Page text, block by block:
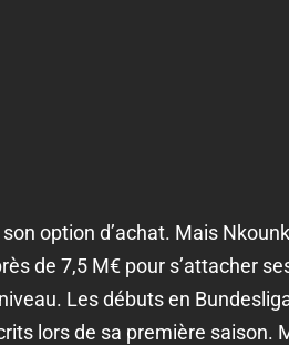
option d’achat. Mais
de 7,5 M€ pour s’attacher
Les débuts en
lors de sa première saison.